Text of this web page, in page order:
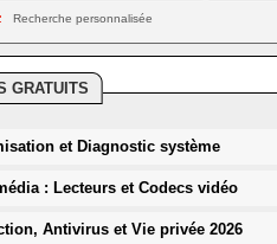
Recherche personnalisée
GRATUITS
et Diagnostic système
: Lecteurs et Codecs vidéo
Antivirus et Vie privée 2026